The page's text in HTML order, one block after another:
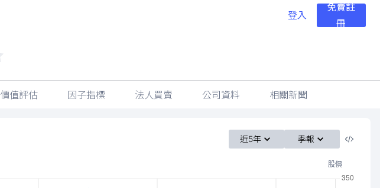
登入
免費註
冊
價值評估 因子指標 法人買賣 公司資料 相關新聞
近5年 季報